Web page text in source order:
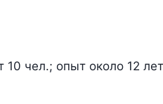
чел.; опыт около 12 лет